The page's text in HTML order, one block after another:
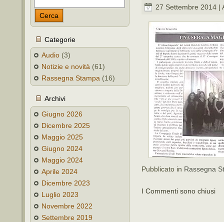
Cerca
Categorie
Audio (3)
Notizie e novità (61)
Rassegna Stampa (16)
Archivi
Giugno 2026
Dicembre 2025
Maggio 2025
Giugno 2024
Maggio 2024
Aprile 2024
Dicembre 2023
Luglio 2023
Novembre 2022
Settembre 2019
27 Settembre 2014 |
Pubblicato in Rassegna
I Commenti sono chiusi